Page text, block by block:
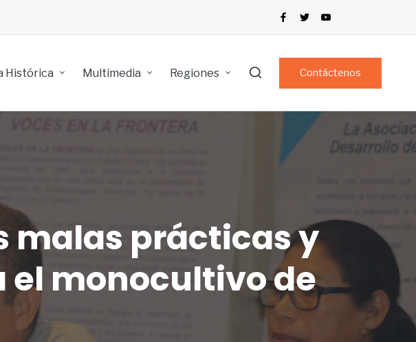
Histórica Multimedia Regiones Contáctenos
malas prácticas y
el monocultivo de